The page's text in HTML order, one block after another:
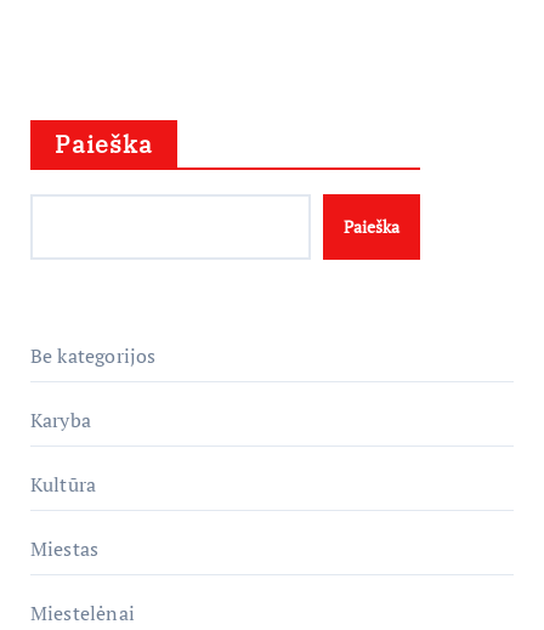
Paieška
Paieška
Be kategorijos
Karyba
Kultūra
Miestas
Miestelėnai